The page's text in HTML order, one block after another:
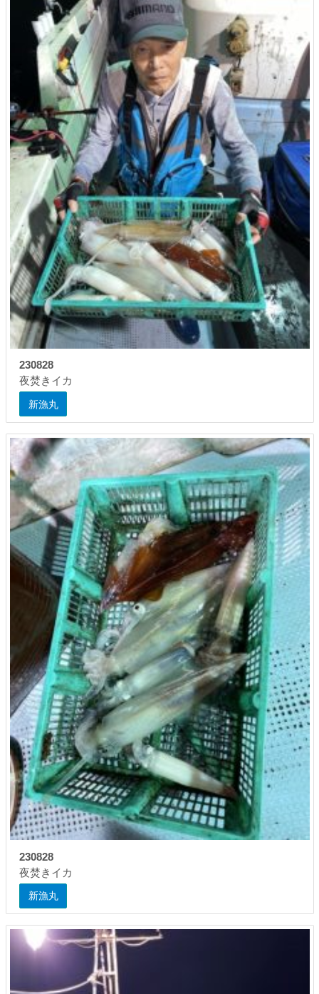
230828
夜焚きイカ
新漁丸
230828
夜焚きイカ
新漁丸